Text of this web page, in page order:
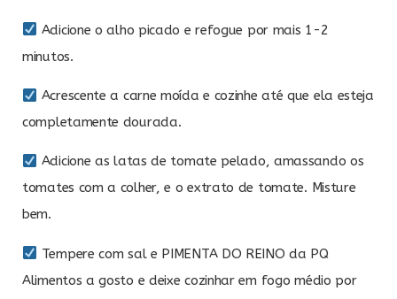
Adicione o alho picado e refogue por mais 1-2
minutos.
Acrescente a carne moída e cozinhe até que ela esteja
completamente dourada.
Adicione as latas de tomate pelado, amassando os
tomates com a colher, e o extrato de tomate. Misture
bem.
Tempere com sal e PIMENTA DO REINO da PQ
Alimentos a gosto e deixe cozinhar em fogo médio por